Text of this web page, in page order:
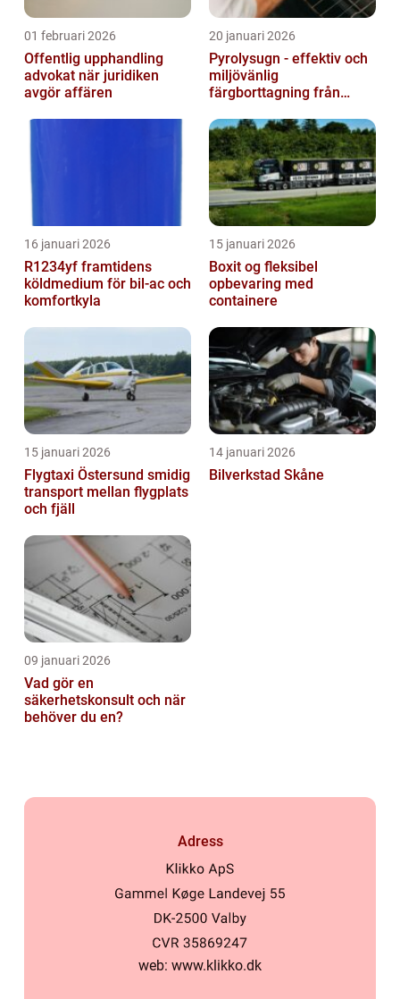
01 februari 2026
Offentlig upphandling
advokat när juridiken
avgör affären
20 januari 2026
Pyrolysugn - effektiv och
miljövänlig
färgborttagning från
16 januari 2026
R1234yf framtidens
köldmedium för bil-ac och
komfortkyla
15 januari 2026
Boxit og fleksibel
opbevaring med
containere
15 januari 2026
Flygtaxi Östersund smidig
transport mellan flygplats
och fjäll
14 januari 2026
Bilverkstad Skåne
09 januari 2026
Vad gör en
säkerhetskonsult och när
behöver du en?
Adress
web: www.klikko.dk